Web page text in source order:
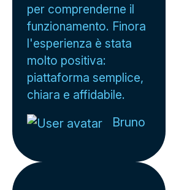
per comprenderne il
funzionamento. Finora
l'esperienza è stata
molto positiva:
piattaforma semplice,
chiara e affidabile.
Bruno